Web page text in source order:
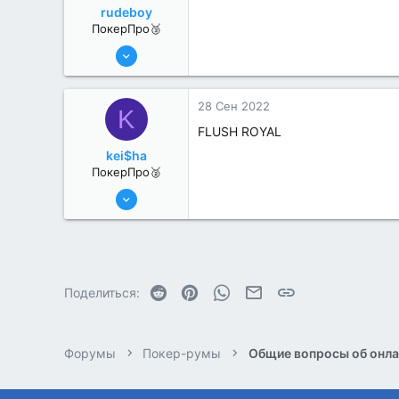
rudeboy
ПокерПро🥉
6 Июн 2022
1
K
kei$ha
ПокерПро🥈
8 Июн 2022
28 Сен 2022
FLUSH ROYAL
Поделиться: Reddit PinterestWhatsAppЭлектронная почта
Форумы Покер-румы Общие вопросы об